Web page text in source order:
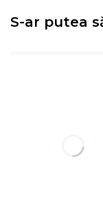
S-ar putea